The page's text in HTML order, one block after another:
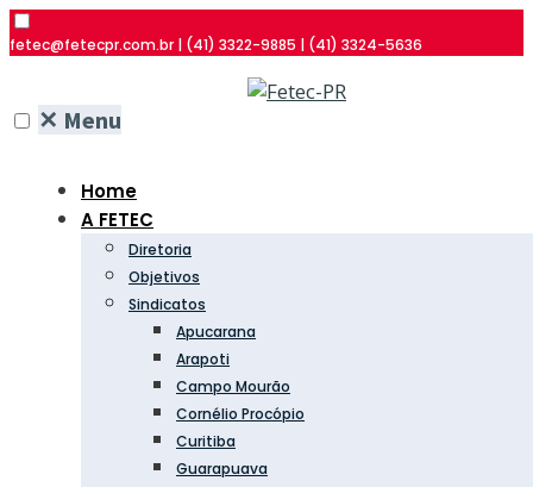
fetec@fetecpr.com.br | (41) 3322-9885 | (41) 3324-5636
✕ Menu
Home
A FETEC
Diretoria
Objetivos
Sindicatos
Apucarana
Arapoti
Campo Mourão
Cornélio Procópio
Curitiba
Guarapuava